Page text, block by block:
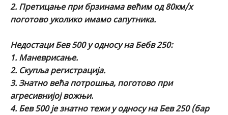
2. Претицање при брзинама већим од 80км/х
поготово уколико имамо сапутника.
Недостаци Бев 500 у односу на Бебв 250:
1. Маневрисање.
2. Скупља регистрација.
3. Знатно већа потрошња, поготово при
агресивнијој вожњи.
4. Бев 500 је знатно тежи у односу на Бев 250 (бар